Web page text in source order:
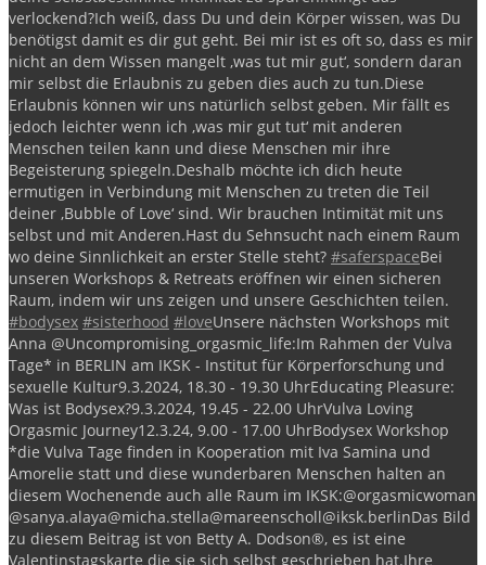
verlockend?Ich weiß, dass Du und dein Körper wissen, was Du
benötigst damit es dir gut geht. Bei mir ist es oft so, dass es mir
nicht an dem Wissen mangelt ‚was tut mir gut‘, sondern daran
mir selbst die Erlaubnis zu geben dies auch zu tun.Diese
Erlaubnis können wir uns natürlich selbst geben. Mir fällt es
jedoch leichter wenn ich ‚was mir gut tut‘ mit anderen
Menschen teilen kann und diese Menschen mir ihre
Begeisterung spiegeln.Deshalb möchte ich dich heute
ermutigen in Verbindung mit Menschen zu treten die Teil
deiner ‚Bubble of Love‘ sind. Wir brauchen Intimität mit uns
selbst und mit Anderen.Hast du Sehnsucht nach einem Raum
wo deine Sinnlichkeit an erster Stelle steht? #saferspaceBei
unseren Workshops & Retreats eröffnen wir einen sicheren
Raum, indem wir uns zeigen und unsere Geschichten teilen.
#bodysex #sisterhood #loveUnsere nächsten Workshops mit
Anna @Uncompromising_orgasmic_life:Im Rahmen der Vulva
Tage* in BERLIN am IKSK - Institut für Körperforschung und
sexuelle Kultur9.3.2024, 18.30 - 19.30 UhrEducating Pleasure:
Was ist Bodysex?9.3.2024, 19.45 - 22.00 UhrVulva Loving
Orgasmic Journey12.3.24, 9.00 - 17.00 UhrBodysex Workshop
*die Vulva Tage finden in Kooperation mit Iva Samina und
Amorelie statt und diese wunderbaren Menschen halten an
diesem Wochenende auch alle Raum im IKSK:@orgasmicwoman
@sanya.alaya@micha.stella@mareenscholl@iksk.berlinDas Bild
zu diesem Beitrag ist von Betty A. Dodson®️, es ist eine
Valentinstagskarte die sie sich selbst geschrieben hat.Ihre